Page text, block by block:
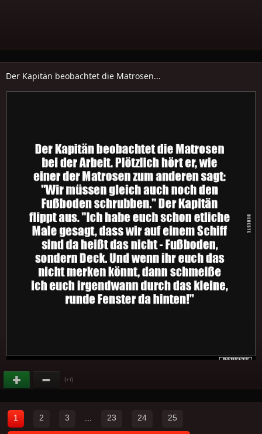
Der Kapitän beobachtet die Matrosen...
(+1)
1 2 3 23 24 25